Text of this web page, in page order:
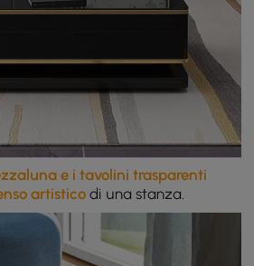
e i tavolini trasparenti
artistico di una stanza.